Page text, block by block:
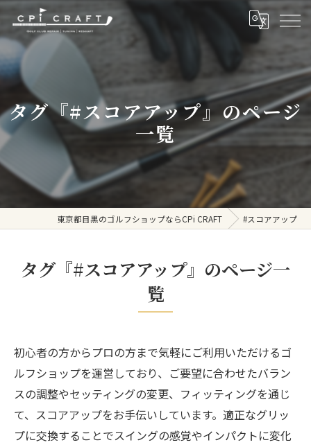
タグ『#スコアアップ』のページ
一覧
東京都目黒のゴルフショップならCPi CRAFT #スコアアップ
タグ『#スコアアップ』のページ一
覧
初心者の方からプロの方まで気軽にご利用いただけるゴ
ルフショップを運営しており、ご要望に合わせたバラン
スの調整やセッティングの変更、フィッティングを通じ
て、スコアアップをお手伝いしています。適正なグリッ
プに交換することでスイングの感覚やインパクトに変化